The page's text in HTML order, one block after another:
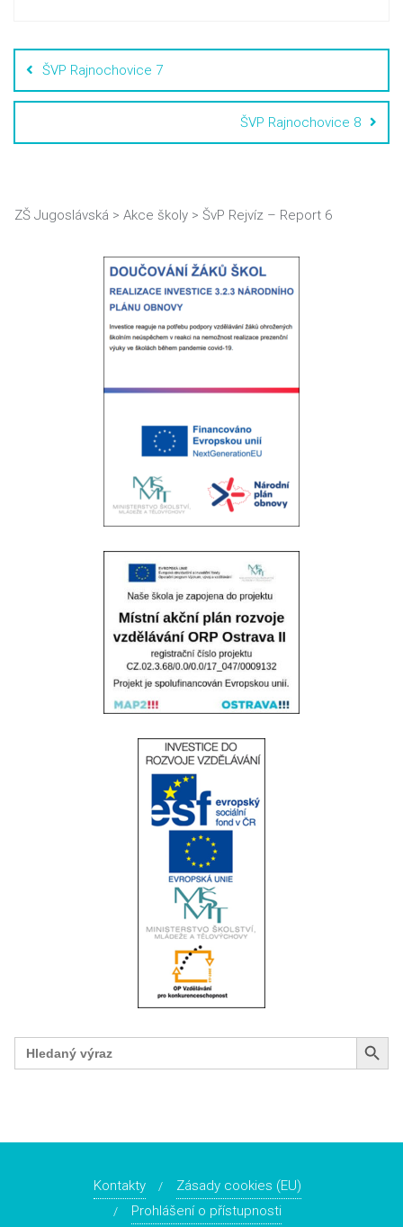
ŠVP Rajnochovice 7
ŠVP Rajnochovice 8
ZŠ Jugoslávská > Akce školy > ŠvP Rejvíz – Report 6
Search
for:
Search Button
Kontakty
Zásady cookies (EU)
Prohlášení o přístupnosti